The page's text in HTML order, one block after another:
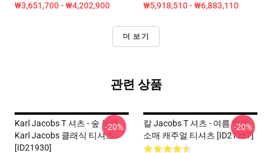
₩3,651,700 - ₩4,202,900 ₩5,918,510 - ₩6,883,110
더 보기
관련 상품
Karl Jacobs T 셔츠 - 숲 녹색
Karl Jacobs 클래식 티셔츠
[ID21930]
-20%
칼 Jacobs T 셔츠 - 여름 짧은
소매 캐주얼 티셔츠 [ID21267]
-20%